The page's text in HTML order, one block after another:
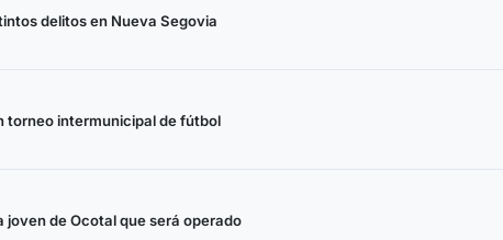
delitos en Nueva Segovia
torneo intermunicipal de fútbol
de Ocotal que será operado